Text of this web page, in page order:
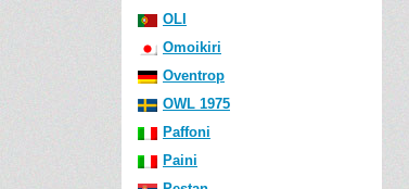
OLI
Omoikiri
Oventrop
OWL 1975
Paffoni
Paini